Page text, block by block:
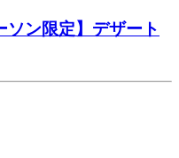
ソン限定】デザート